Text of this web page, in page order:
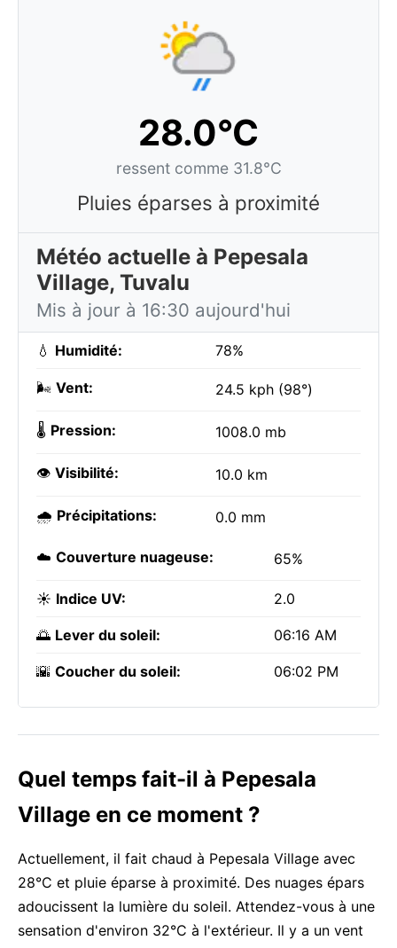
28.0°C
ressent comme 31.8°C
Pluies éparses à proximité
Météo actuelle à Pepesala
Village, Tuvalu
Mis à jour à 16:30 aujourd'hui
💧 Humidité: 78%
🌬️ Vent: 24.5 kph (98°)
🌡️ Pression: 1008.0 mb
👁️ Visibilité: 10.0 km
🌧️ Précipitations: 0.0 mm
☁️ Couverture nuageuse: 65%
☀️ Indice UV: 2.0
🌅 Lever du soleil: 06:16 AM
🌇 Coucher du soleil: 06:02 PM
Quel temps fait-il à Pepesala
Village en ce moment ?
Actuellement, il fait chaud à Pepesala Village avec
28°C et pluie éparse à proximité. Des nuages épars
adoucissent la lumière du soleil. Attendez-vous à une
sensation d'environ 32°C à l'extérieur. Il y a un vent